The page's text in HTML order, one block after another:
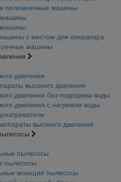
поломоечные машины
с местом для оператора
машины
давления
высокого давления
давления без подогрева воды
давления с нагревом воды
высокого давления
пылесосы
пылесосы
моющие пылесосы